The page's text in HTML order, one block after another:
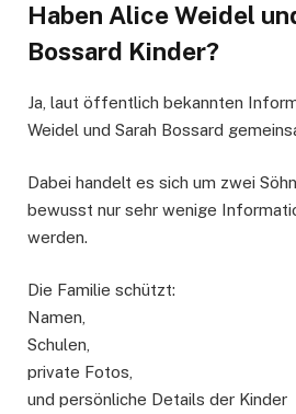
Haben Alice Weidel
Bossard Kinder?
Ja, laut öffentlich bekannten
Weidel und Sarah Bossard
Dabei handelt es sich um zwei
bewusst nur sehr wenige
werden.
Die Familie schützt:
Namen,
Schulen,
private Fotos,
und persönliche Details der Kinder